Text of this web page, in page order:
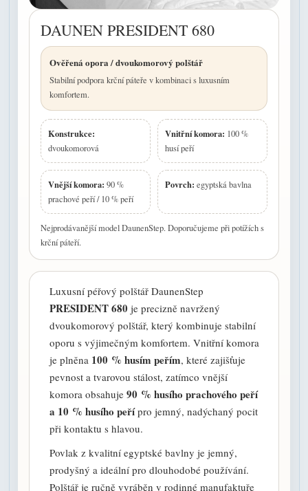
DAUNEN PRESIDENT 680
Ověřená opora / dvoukomorový polštář
Stabilní podpora krční páteře v kombinaci s luxusním
komfortem.
Konstrukce:
dvoukomorová
Vnitřní komora: 100 %
husí peří
Vnější komora: 90 %
prachové peří / 10 % peří
Povrch: egyptská bavlna
Nejprodávanější model DaunenStep. Doporučujeme při potížích s
krční páteří.
Luxusní péřový polštář DaunenStep
PRESIDENT 680 je precizně navržený
dvoukomorový polštář, který kombinuje stabilní
oporu s výjimečným komfortem. Vnitřní komora
je plněna 100 % husím peřím, které zajišťuje
pevnost a tvarovou stálost, zatímco vnější
komora obsahuje 90 % husího prachového peří
a 10 % husího peřípro jemný, nadýchaný pocit
při kontaktu s hlavou.
Povlak z kvalitní egyptské bavlny je jemný,
prodyšný a ideální pro dlouhodobé používání.
Polštář je ručně vyráběn v rodinné manufaktuře